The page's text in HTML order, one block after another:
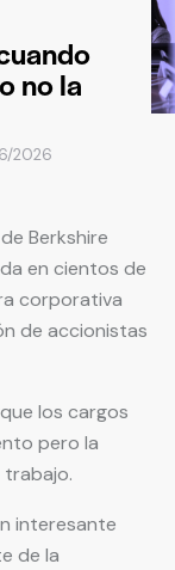
no la
2026
Berkshire
en cientos de
corporativa
de accionistas
los cargos
pero la
trabajo.
interesante
de la